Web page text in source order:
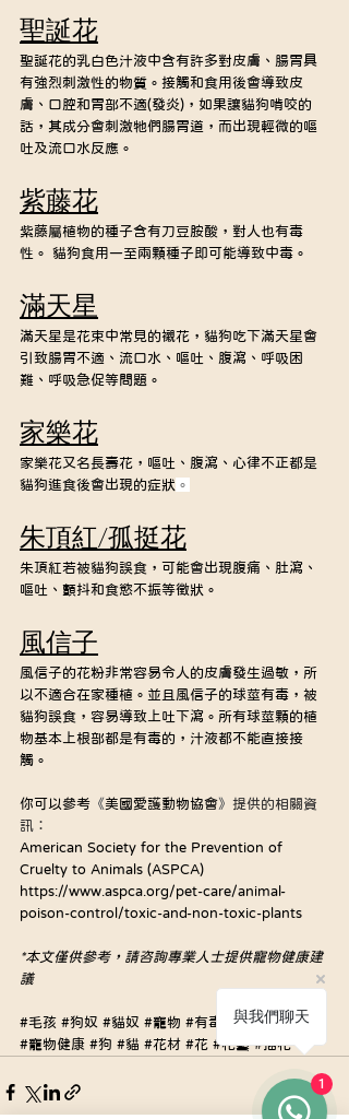
聖誕花
聖誕花的乳白色汁液中含有許多對皮膚、腸胃具
有強烈刺激性的物質。接觸和食用後會導致皮
膚、口腔和胃部不適(發炎)，如果讓貓狗啃咬的
話，其成分會刺激牠們腸胃道，而出現輕微的嘔
吐及流口水反應。
紫藤花
紫藤屬植物的種子含有刀豆胺酸，對人也有毒
性。 貓狗食用一至兩顆種子即可能導致中毒。
滿天星
滿天星是花束中常見的襯花，貓狗吃下滿天星會
引致腸胃不適、流口水、嘔吐、腹瀉、呼吸困
難、呼吸急促等問題。
家樂花
家樂花又名長壽花，嘔吐、腹瀉、心律不正都是
貓狗進食後會出現的症狀 。
朱頂紅/孤挺花
朱頂紅若被貓狗誤食，可能會出現腹痛、肚瀉、
嘔吐、顫抖和食慾不振等徵狀。
風信子
風信子的花粉非常容易令人的皮膚發生過敏，所
以不適合在家種植。並且風信子的球莖有毒，被
貓狗誤食，容易導致上吐下瀉。所有球莖顆的植
物基本上根部都是有毒的，汁液都不能直接接
觸。
你可以參考 《美國愛護動物協會》 提供的相關資
訊：
American Society for the Prevention of
Cruelty to Animals (ASPCA)
https://www.aspca.org/pet-care/animal-
poison-control/toxic-and-non-toxic-plants
*本文僅供參考，請咨詢專業人士提供寵物健康建
議
#毛孩 #狗奴 #貓奴 #寵物 #有毒
#有害
#寵物健康 #狗 #貓 #花材 #花 #花藝 #插花
與我們聊天
1